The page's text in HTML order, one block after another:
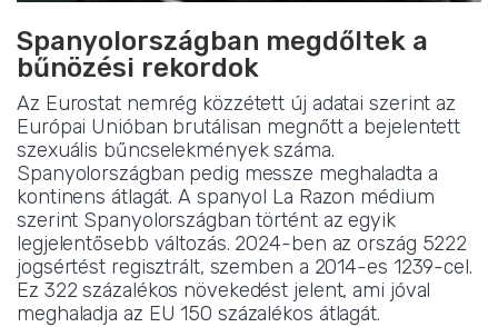
Spanyolországban megdőltek a
bűnözési rekordok
Az Eurostat nemrég közzétett új adatai szerint az
Európai Unióban brutálisan megnőtt a bejelentett
szexuális bűncselekmények száma.
Spanyolországban pedig messze meghaladta a
kontinens átlagát. A spanyol La Razon médium
szerint Spanyolországban történt az egyik
legjelentősebb változás. 2024-ben az ország 5222
jogsértést regisztrált, szemben a 2014-es 1239-cel.
Ez 322 százalékos növekedést jelent, ami jóval
meghaladja az EU 150 százalékos átlagát.